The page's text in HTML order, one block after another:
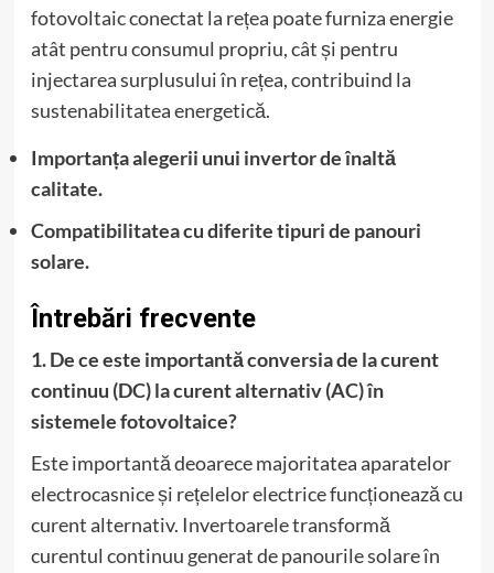
fotovoltaic conectat la rețea poate furniza energie
atât pentru consumul propriu, cât și pentru
injectarea surplusului în rețea, contribuind la
sustenabilitatea energetică.
Importanța alegerii unui invertor de înaltă
calitate.
Compatibilitatea cu diferite tipuri de panouri
solare.
Întrebări frecvente
1. De ce este importantă conversia de la curent
continuu (DC) la curent alternativ (AC) în
sistemele fotovoltaice?
Este importantă deoarece majoritatea aparatelor
electrocasnice și rețelelor electrice funcționează cu
curent alternativ. Invertoarele transformă
curentul continuu generat de panourile solare în